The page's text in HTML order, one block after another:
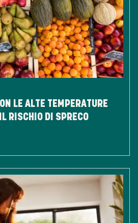
LE ALTE TEMPERATURE
RISCHIO DI SPRECO